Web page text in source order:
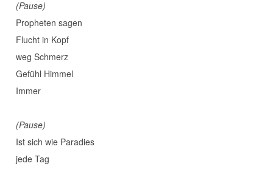
(Pause)
Propheten sagen
Flucht in Kopf
weg Schmerz
Gefühl Himmel
Immer
(Pause)
Ist sich wie Paradies
jede Tag